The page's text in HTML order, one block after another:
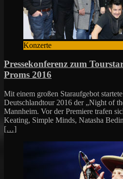
Konzerte
Pressekonferenz zum
Proms 2016
Mit einem großen Staraufgebot
Deutschlandtour 2016 der „Night of
Mannheim. Vor der Premiere trafen
Keating, Simple Minds, Natasha
[…]